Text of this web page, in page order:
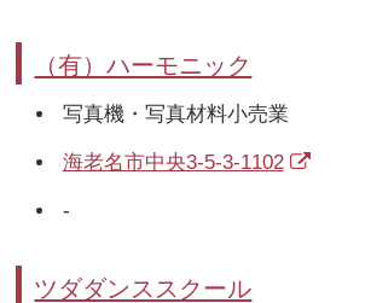
（有）ハーモニック
写真機・写真材料小売業
海老名市中央3-5-3-1102
-
ツダダンススクール